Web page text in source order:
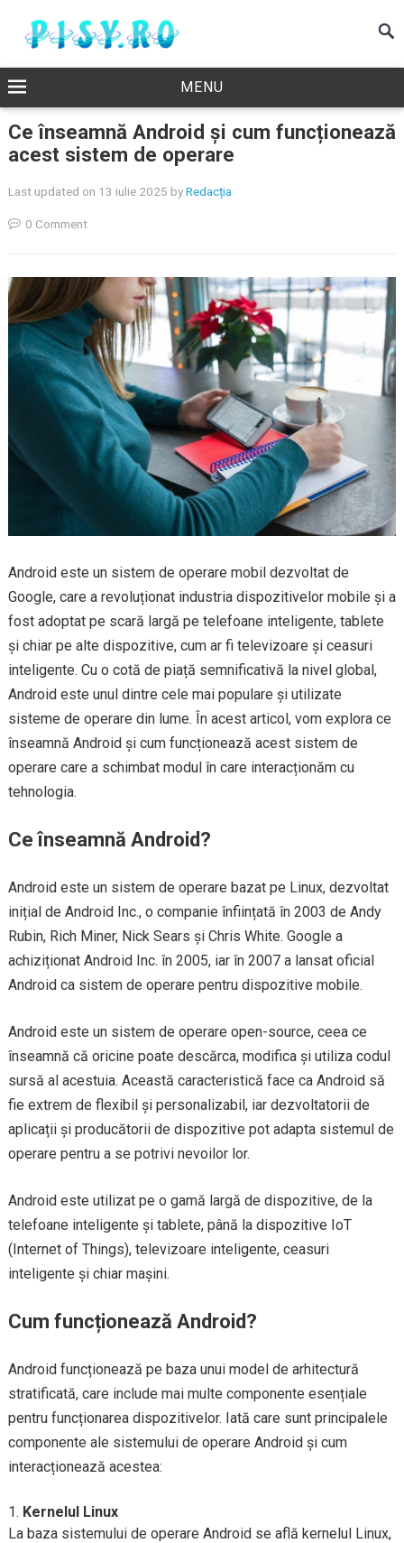
MENU
Ce înseamnă Android și cum funcționează
acest sistem de operare
Last updated on 13 iulie 2025 byRedacția
0 Comment
Android este un sistem de operare mobil dezvoltat de
Google, care a revoluționat industria dispozitivelor mobile și a
fost adoptat pe scară largă pe telefoane inteligente, tablete
și chiar pe alte dispozitive, cum ar fi televizoare și ceasuri
inteligente. Cu o cotă de piață semnificativă la nivel global,
Android este unul dintre cele mai populare și utilizate
sisteme de operare din lume. În acest articol, vom explora ce
înseamnă Android și cum funcționează acest sistem de
operare care a schimbat modul în care interacționăm cu
tehnologia.
Ce înseamnă Android?
Android este un sistem de operare bazat pe Linux, dezvoltat
inițial de Android Inc., o companie înființată în 2003 de Andy
Rubin, Rich Miner, Nick Sears și Chris White. Google a
achiziționat Android Inc. în 2005, iar în 2007 a lansat oficial
Android ca sistem de operare pentru dispozitive mobile.
Android este un sistem de operare open-source, ceea ce
înseamnă că oricine poate descărca, modifica și utiliza codul
sursă al acestuia. Această caracteristică face ca Android să
fie extrem de flexibil și personalizabil, iar dezvoltatorii de
aplicații și producătorii de dispozitive pot adapta sistemul de
operare pentru a se potrivi nevoilor lor.
Android este utilizat pe o gamă largă de dispozitive, de la
telefoane inteligente și tablete, până la dispozitive IoT
(Internet of Things), televizoare inteligente, ceasuri
inteligente și chiar mașini.
Cum funcționează Android?
Android funcționează pe baza unui model de arhitectură
stratificată, care include mai multe componente esențiale
pentru funcționarea dispozitivelor. Iată care sunt principalele
componente ale sistemului de operare Android și cum
interacționează acestea:
Kernelul Linux
La baza sistemului de operare Android se află kernelul Linux,